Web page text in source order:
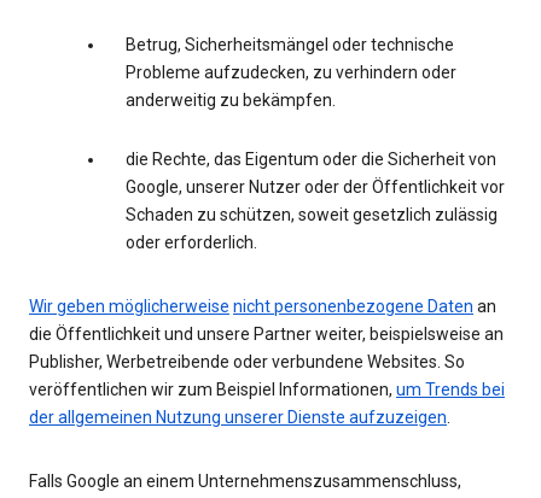
Betrug, Sicherheitsmängel oder technische
Probleme aufzudecken, zu verhindern oder
anderweitig zu bekämpfen.
die Rechte, das Eigentum oder die Sicherheit von
Google, unserer Nutzer oder der Öffentlichkeit vor
Schaden zu schützen, soweit gesetzlich zulässig
oder erforderlich.
Wir geben möglicherweise nicht personenbezogene Daten an
die Öffentlichkeit und unsere Partner weiter, beispielsweise an
Publisher, Werbetreibende oder verbundene Websites. So
veröffentlichen wir zum Beispiel Informationen, um Trends bei
der allgemeinen Nutzung unserer Dienste aufzuzeigen.
Falls Google an einem Unternehmenszusammenschluss,